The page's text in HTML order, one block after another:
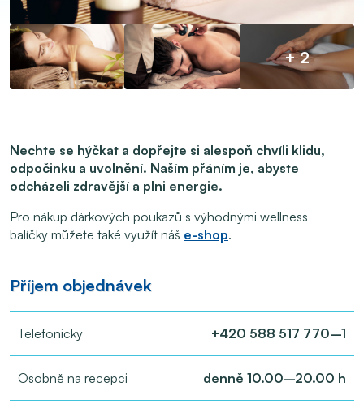
+ 2
Nechte se hýčkat a dopřejte si alespoň chvíli klidu,
odpočinku a uvolnění. Naším přáním je, abyste
odcházeli zdravější a plni energie.
Pro nákup dárkových poukazů s výhodnými wellness
balíčky můžete také využít náš e-shop.
Příjem objednávek
Telefonicky +420 588 517 770–1
Osobně na recepci denně 10.00–20.00 h